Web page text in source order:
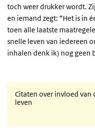
toch weer drukker wordt.
en iemand zegt: “Het is in
toen alle laatste
snelle leven van iedereen
inhalen denk ik) nog geen
Citaten over invloed
leven